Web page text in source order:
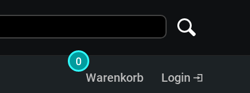
Login
Warenkorb
0